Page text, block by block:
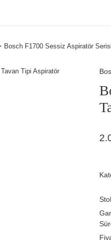
Bosch F1700 Sessiz Aspiratör Serisi